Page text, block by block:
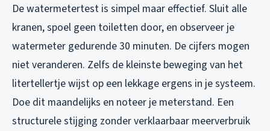
De watermetertest is simpel maar effectief. Sluit alle
kranen, spoel geen toiletten door, en observeer je
watermeter gedurende 30 minuten. De cijfers mogen
niet veranderen. Zelfs de kleinste beweging van het
litertellertje wijst op een lekkage ergens in je systeem.
Doe dit maandelijks en noteer je meterstand. Een
structurele stijging zonder verklaarbaar meerverbruik